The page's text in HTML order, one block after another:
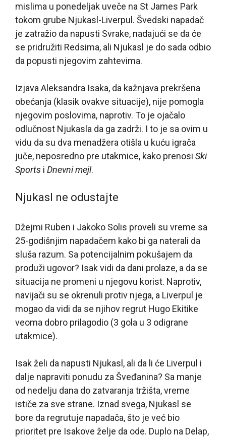
mislima u ponedeljak uveče na St James Park
tokom grube Njukasl-Liverpul. Švedski napadač
je zatražio da napusti Svrake, nadajući se da će
se pridružiti Redsima, ali Njukasl je do sada odbio
da popusti njegovim zahtevima.
Izjava Aleksandra Isaka, da kažnjava prekršena
obećanja (klasik ovakve situacije), nije pomogla
njegovim poslovima, naprotiv. To je ojačalo
odlučnost Njukasla da ga zadrži. I to je sa ovim u
vidu da su dva menadžera otišla u kuću igrača
juče, neposredno pre utakmice, kako prenosi Ski
Sports i Dnevni mejl.
Njukasl ne odustajte
Džejmi Ruben i Jakoko Solis proveli su vreme sa
25-godišnjim napadačem kako bi ga naterali da
sluša razum. Sa potencijalnim pokušajem da
produži ugovor? Isak vidi da dani prolaze, a da se
situacija ne promeni u njegovu korist. Naprotiv,
navijači su se okrenuli protiv njega, a Liverpul je
mogao da vidi da se njihov regrut Hugo Ekitike
veoma dobro prilagodio (3 gola u 3 odigrane
utakmice).
Isak želi da napusti Njukasl, ali da li će Liverpul i
dalje napraviti ponudu za Šveđanina? Sa manje
od nedelju dana do zatvaranja tržišta, vreme
ističe za sve strane. Iznad svega, Njukasl se
bore da regrutuje napadača, što je već bio
prioritet pre Isakove želje da ode. Duplo na Delap,